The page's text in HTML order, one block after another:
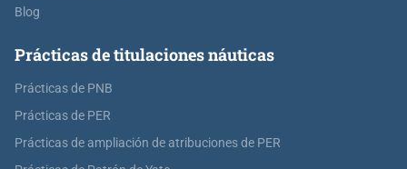
Blog
Prácticas de titulaciones náuticas
Prácticas de PNB
Prácticas de PER
Prácticas de ampliación de atribuciones de PER